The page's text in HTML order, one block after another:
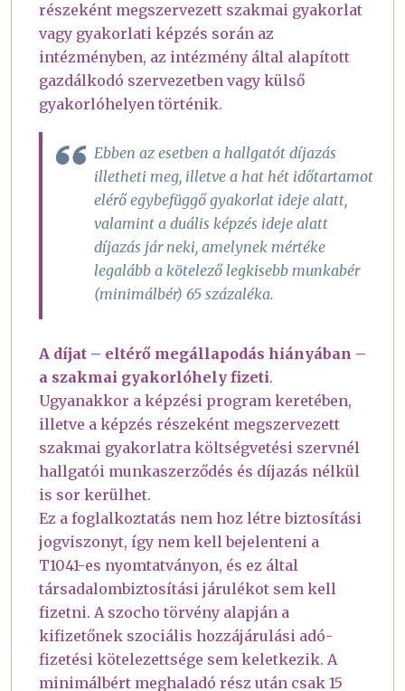
részeként megszervezett szakmai gyakorlat
vagy gyakorlati képzés során az
intézményben, az intézmény által alapított
gazdálkodó szervezetben vagy külső
gyakorlóhelyen történik.
Ebben az esetben a hallgatót díjazás
illetheti meg, illetve a hat hét időtartamot
elérő egybefüggő gyakorlat ideje alatt,
valamint a duális képzés ideje alatt
díjazás jár neki, amelynek mértéke
legalább a kötelező legkisebb munkabér
(minimálbér) 65 százaléka.
A díjat – eltérő megállapodás hiányában –
a szakmai gyakorlóhely fizeti.
Ugyanakkor a képzési program keretében,
illetve a képzés részeként megszervezett
szakmai gyakorlatra költségvetési szervnél
hallgatói munkaszerződés és díjazás nélkül
is sor kerülhet.
Ez a foglalkoztatás nem hoz létre biztosítási
jogviszonyt, így nem kell bejelenteni a
T1041-es nyomtatványon, és ez által
társadalombiztosítási járulékot sem kell
fizetni. A szocho törvény alapján a
kifizetőnek szociális hozzájárulási adó-
fizetési kötelezettsége sem keletkezik. A
minimálbért meghaladó rész után csak 15